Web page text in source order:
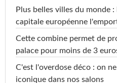
Plus belles villes du monde
capitale européenne
Cette combine permet de
palace pour moins de 3
C'est l'overdose déco : on
iconique dans nos salons